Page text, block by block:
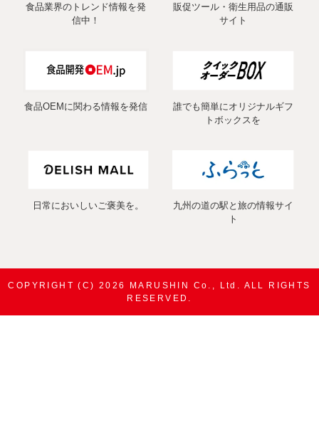
食品業界のトレンド情報を発
信中！
販促ツール・衛生用品の通販
サイト
食品OEMに関わる情報を発信
誰でも簡単にオリジナルギフ
トボックスを
日常においしいご褒美を。
九州の道の駅と旅の情報サイ
ト
COPYRIGHT (C) 2026 MARUSHIN Co., Ltd. ALL RIGHTS
RESERVED.